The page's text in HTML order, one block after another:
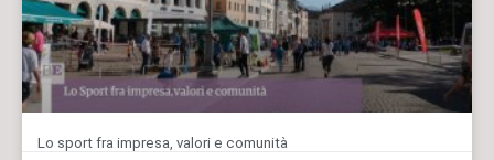
Lo sport fra impresa, valori e comunità